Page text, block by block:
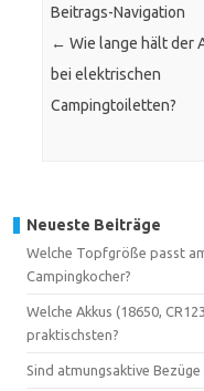
Beitrags-Navigation
← Wie lange hält der
bei elektrischen
Campingtoiletten?
Neueste Beiträge
Welche Topfgröße passt
Campingkocher?
Welche Akkus (18650,
praktischsten?
Sind atmungsaktive